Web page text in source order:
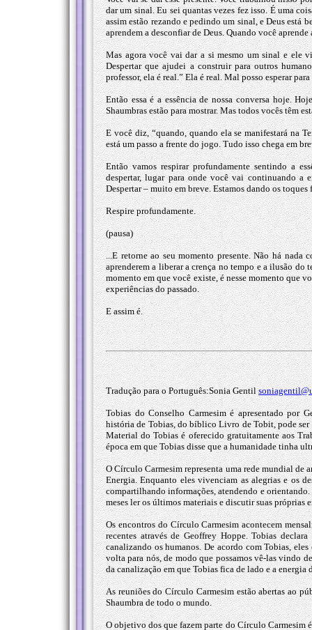
dar um sinal. Eu sei quantas vezes fez isso. É uma
assim estão rezando e pedindo um sinal, e Deus está
aprendem a desconfiar de Deus. Quando você
Mas agora você vai dar a si mesmo um sinal e ele
Despertar que ajudei a construir para outros
professor, ela é real.” Ela é real. Mal posso esperar
Então essa é a essência de nossa conversa hoje.
Shaumbras estão para mostrar. Mas todos vocês têm
E você diz, “quando, quando ela se manifestará na
está um passo a frente do jogo. Tudo isso chega em
Então vamos respirar profundamente sentindo a
despertar, lugar para onde você vai continuando a
Despertar – muito em breve. Estamos dando os
Respire profundamente.
(pausa)
...E retorne ao seu momento presente. Não há nada
aprenderem a liberar a crença no tempo e a ilusão do
momento em que você existe, é nesse momento que
experiências do passado.
E assim é.
Tradução para o Português:Sonia Gentil
Tobias do Conselho Carmesim é apresentado por
história de Tobias, do bíblico Livro de Tobit, pode
Material do Tobias é oferecido gratuitamente aos
época em que Tobias disse que a humanidade tinha
O Círculo Carmesim representa uma rede mundial de
Energia. Enquanto eles vivenciam as alegrias e os
compartilhando informações, atendendo e
meses ler os últimos materiais e discutir suas próprias
Os encontros do Círculo Carmesim acontecem
recentes através de Geoffrey Hoppe. Tobias
canalizando os humanos. De acordo com Tobias,
volta para nós, de modo que possamos vê-las vindo
da canalização em que Tobias fica de lado e a
As reuniões do Círculo Carmesim estão abertas ao
Shaumbra de todo o mundo.
O objetivo dos que fazem parte do Círculo Carmesim